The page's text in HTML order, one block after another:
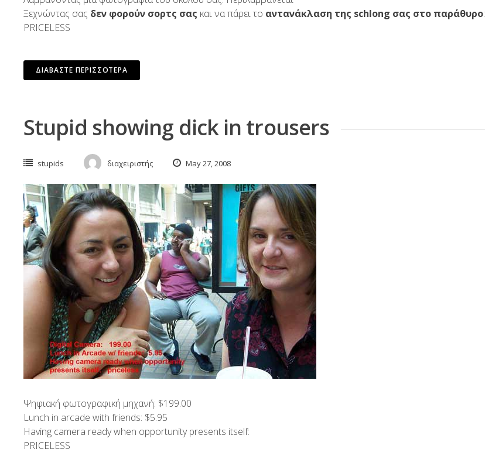
Ξεχνώντας σας δεν φορούν σορτς σας και να πάρει το αντανάκλαση της schlong σας στο παράθυρο:
PRICELESS
ΔΙΑΒΆΣΤΕ ΠΕΡΙΣΣΌΤΕΡΑ
Stupid showing dick in trousers
stupids διαχειριστής May 27, 2008
Ψηφιακή φωτογραφική μηχανή: $199.00
Lunch in arcade with friends: $5.95
Having camera ready when opportunity presents itself:
PRICELESS